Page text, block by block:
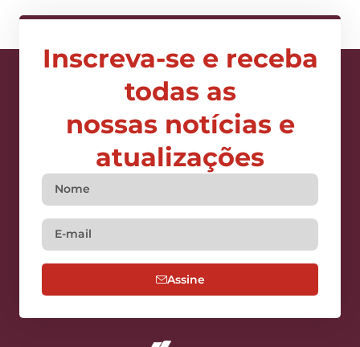
Inscreva-se e receba
todas as
nossas notícias e
atualizações
Assine